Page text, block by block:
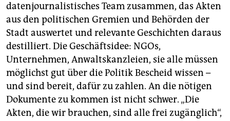
datenjournalistisches Team zusammen, das Akten
aus den politischen Gremien und Behörden der
Stadt auswertet und relevante Geschichten daraus
destilliert. Die Geschäfts­idee: NGOs,
Unternehmen, Anwaltskanzleien, sie alle müssen
möglichst gut über die Politik Bescheid wissen –
und sind bereit, dafür zu zahlen. An die nötigen
Dokumente zu kommen ist nicht schwer. „Die
Akten, die wir brauchen, sind alle frei zugänglich“,